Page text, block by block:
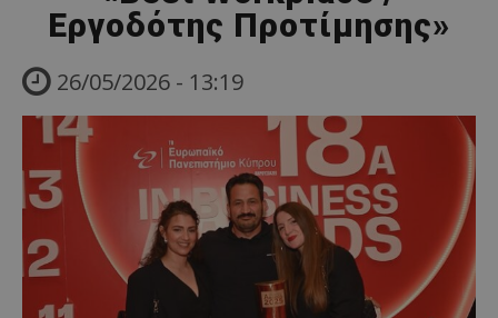
Εργοδότης Προτίμησης»
26/05/2026 - 13:19